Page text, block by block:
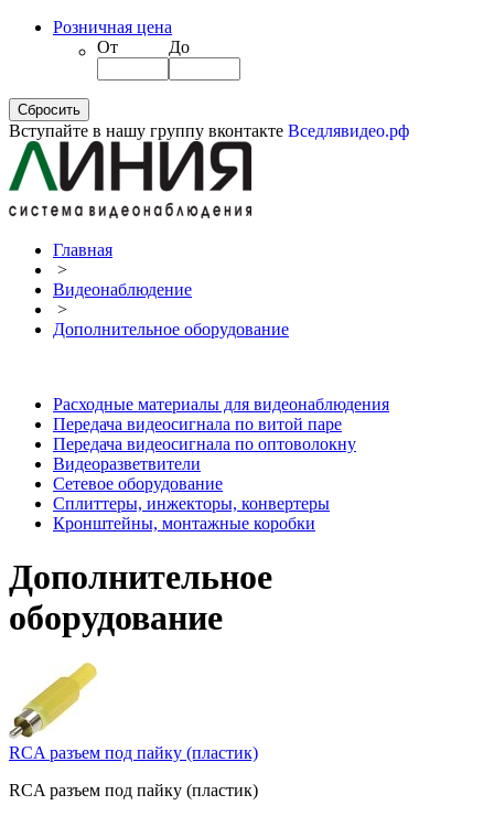
Розничная цена
От
До
Вступайте в нашу группу вконтакте Вседлявидео.рф
Главная
>
Видеонаблюдение
>
Дополнительное оборудование
Расходные материалы для видеонаблюдения
Передача видеосигнала по витой паре
Передача видеосигнала по оптоволокну
Видеоразветвители
Сетевое оборудование
Сплиттеры, инжекторы, конвертеры
Кронштейны, монтажные коробки
Дополнительное
оборудование
RCA разъем под пайку (пластик)
RCA разъем под пайку (пластик)